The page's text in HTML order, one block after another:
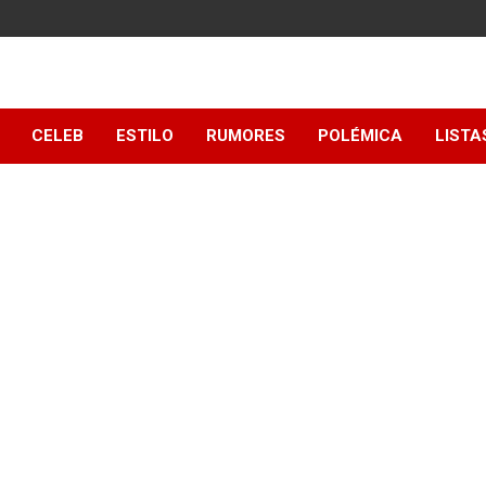
CELEB ESTILO RUMORES POLÉMICA